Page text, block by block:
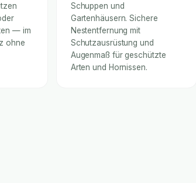
— im
ohne
Schuppen und
Gartenhäusern. Sichere
Nestentfernung mit
Schutzausrüstung und
Augenmaß für geschützte
Arten und Hornissen.